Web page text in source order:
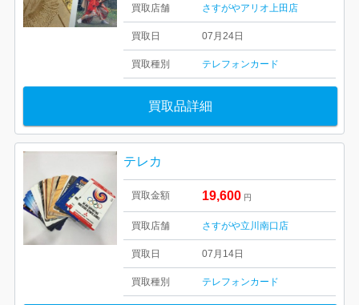
買取店舗 さすがやアリオ上田店
買取日 07月24日
買取種別 テレフォンカード
買取品詳細
テレカ
買取金額 19,600 円
買取店舗 さすがや立川南口店
買取日 07月14日
買取種別 テレフォンカード